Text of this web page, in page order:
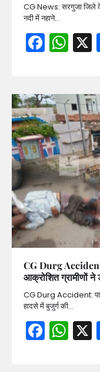
CG News: सरगुजा जिले के
नदी में नहाने…
CG Durg
आक्रोशित ग्रामीणों ने
CG Durg Accident:
हादसे में बुजुर्ग की…